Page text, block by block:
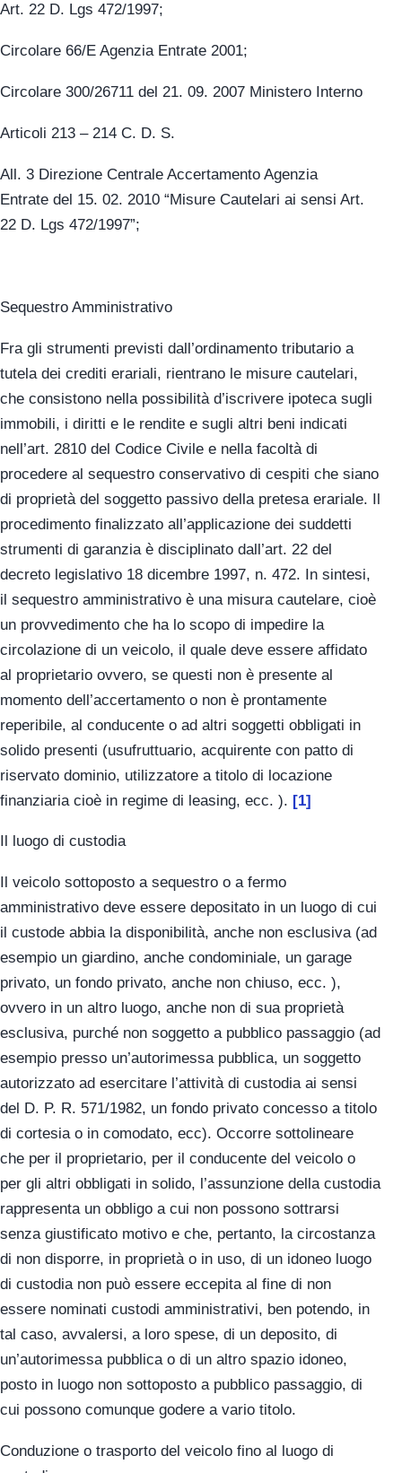
Art. 22 D. Lgs 472/1997;
Circolare 66/E Agenzia Entrate 2001;
Circolare 300/26711 del 21. 09. 2007 Ministero Interno
Articoli 213 – 214 C. D. S.
All. 3 Direzione Centrale Accertamento Agenzia
Entrate del 15. 02. 2010 “Misure Cautelari ai sensi Art.
22 D. Lgs 472/1997”;
Sequestro Amministrativo
Fra gli strumenti previsti dall’ordinamento tributario a
tutela dei crediti erariali, rientrano le misure cautelari,
che consistono nella possibilità d’iscrivere ipoteca sugli
immobili, i diritti e le rendite e sugli altri beni indicati
nell’art. 2810 del Codice Civile e nella facoltà di
procedere al sequestro conservativo di cespiti che siano
di proprietà del soggetto passivo della pretesa erariale. Il
procedimento finalizzato all’applicazione dei suddetti
strumenti di garanzia è disciplinato dall’art. 22 del
decreto legislativo 18 dicembre 1997, n. 472. In sintesi,
il sequestro amministrativo è una misura cautelare, cioè
un provvedimento che ha lo scopo di impedire la
circolazione di un veicolo, il quale deve essere affidato
al proprietario ovvero, se questi non è presente al
momento dell’accertamento o non è prontamente
reperibile, al conducente o ad altri soggetti obbligati in
solido presenti (usufruttuario, acquirente con patto di
riservato dominio, utilizzatore a titolo di locazione
finanziaria cioè in regime di leasing, ecc. ). [1]
Il luogo di custodia
Il veicolo sottoposto a sequestro o a fermo
amministrativo deve essere depositato in un luogo di cui
il custode abbia la disponibilità, anche non esclusiva (ad
esempio un giardino, anche condominiale, un garage
privato, un fondo privato, anche non chiuso, ecc. ),
ovvero in un altro luogo, anche non di sua proprietà
esclusiva, purché non soggetto a pubblico passaggio (ad
esempio presso un’autorimessa pubblica, un soggetto
autorizzato ad esercitare l’attività di custodia ai sensi
del D. P. R. 571/1982, un fondo privato concesso a titolo
di cortesia o in comodato, ecc). Occorre sottolineare
che per il proprietario, per il conducente del veicolo o
per gli altri obbligati in solido, l’assunzione della custodia
rappresenta un obbligo a cui non possono sottrarsi
senza giustificato motivo e che, pertanto, la circostanza
di non disporre, in proprietà o in uso, di un idoneo luogo
di custodia non può essere eccepita al fine di non
essere nominati custodi amministrativi, ben potendo, in
tal caso, avvalersi, a loro spese, di un deposito, di
un’autorimessa pubblica o di un altro spazio idoneo,
posto in luogo non sottoposto a pubblico passaggio, di
cui possono comunque godere a vario titolo.
Conduzione o trasporto del veicolo fino al luogo di